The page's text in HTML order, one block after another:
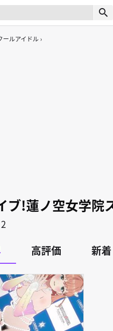
search
ールアイドル
ブ!蓮ノ空女学院
高評価 新着